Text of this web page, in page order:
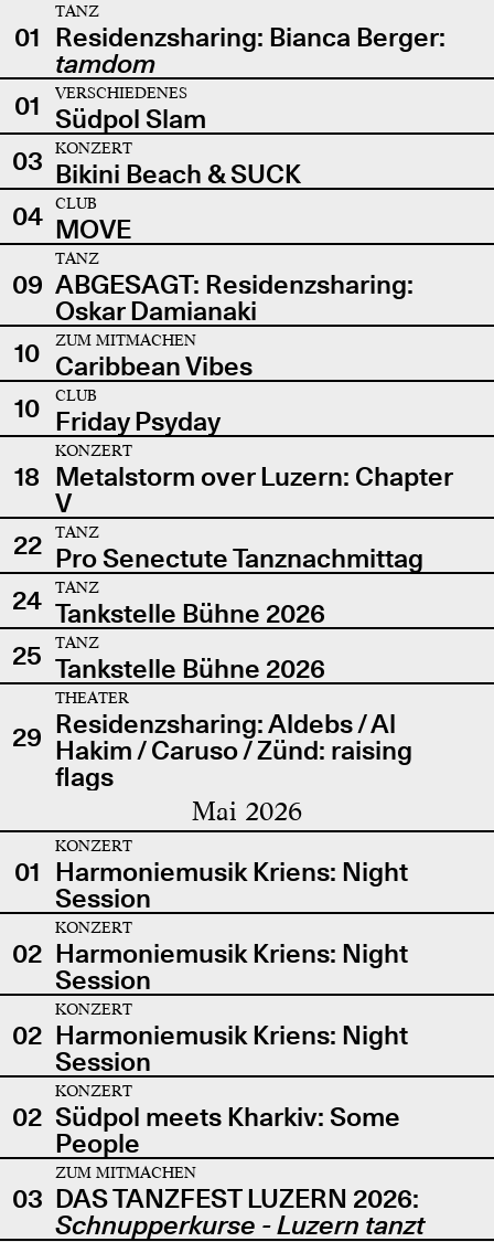
01
TANZ
Residenzsharing: Bianca Berger:
tamdom
01
VERSCHIEDENES
Südpol Slam
03
KONZERT
Bikini Beach & SUCK
04
CLUB
MOVE
09
TANZ
ABGESAGT: Residenzsharing:
Oskar Damianaki
10
ZUM MITMACHEN
Caribbean Vibes
10
CLUB
Friday Psyday
18
KONZERT
Metalstorm over Luzern: Chapter
V
22
TANZ
Pro Senectute Tanznachmittag
24
TANZ
Tankstelle Bühne 2026
25
TANZ
Tankstelle Bühne 2026
29
THEATER
Residenzsharing: Aldebs / Al
Hakim / Caruso / Zünd: raising
flags
Mai 2026
01
KONZERT
Harmoniemusik Kriens: Night
Session
02
KONZERT
Harmoniemusik Kriens: Night
Session
02
KONZERT
Harmoniemusik Kriens: Night
Session
02
KONZERT
Südpol meets Kharkiv: Some
People
03
ZUM MITMACHEN
DAS TANZFEST LUZERN 2026:
Schnupperkurse - Luzern tanzt